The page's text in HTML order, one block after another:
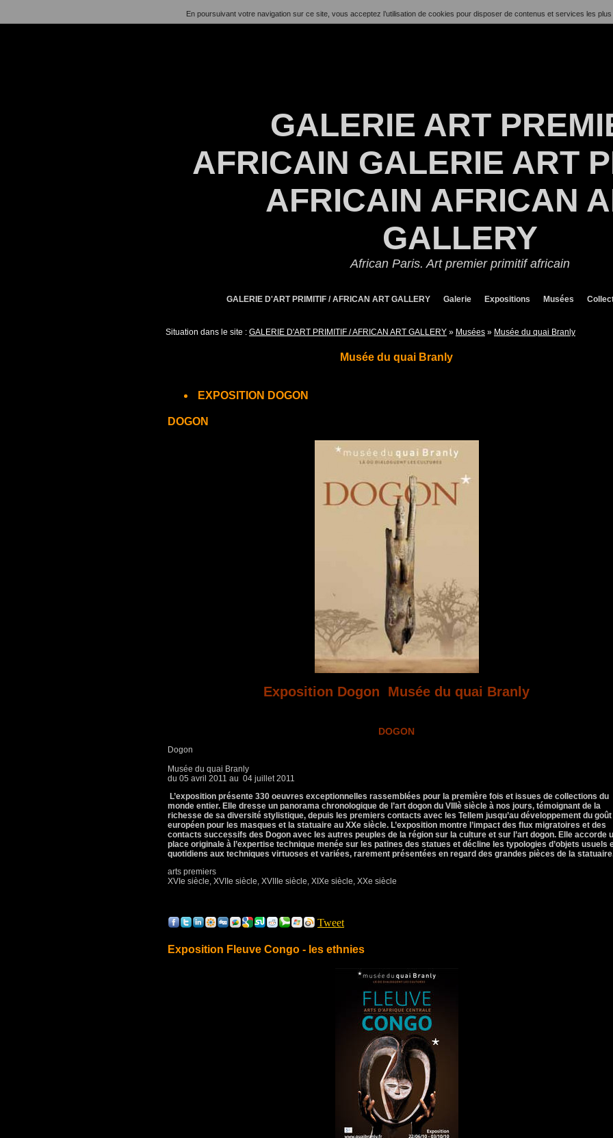
En poursuivant votre navigation sur ce site, vous acceptez l’utilisation de cookies pour disposer de contenus et services les
GALERIE ART
AFRICAIN GALERIE ART
AFRICAIN AFRICAN
GALLERY
African Paris. Art premier primitif africain
GALERIE D'ART PRIMITIF / AFRICAN ART GALLERY Galerie Expositions Musées
Situation dans le site : GALERIE D'ART PRIMITIF / AFRICAN ART GALLERY » Musées » Musée du quai Branly
Musée du quai Branly
EXPOSITION DOGON
DOGON
Exposition Dogon Musée du quai Branly
DOGON
Dogon
Musée du quai Branly
du 05 avril 2011 au 04 juillet 2011
L’exposition présente 330 oeuvres exceptionnelles rassemblées pour la première fois et issues de collections du
monde entier. Elle dresse un panorama chronologique de l’art dogon du VIIIè siècle à nos jours, témoignant de la
richesse de sa diversité stylistique, depuis les premiers contacts avec les Tellem jusqu’au développement du goût
européen pour les masques et la statuaire au XXe siècle. L’exposition montre l’impact des flux migratoires et des
contacts successifs des Dogon avec les autres peuples de la région sur la culture et sur l’art dogon. Elle accorde
place originale à l’expertise technique menée sur les patines des statues et décline les typologies d’objets usuels
quotidiens aux techniques virtuoses et variées, rarement présentées en regard des grandes pièces de la
arts premiers
XVIe siècle, XVIIe siècle, XVIIIe siècle, XIXe siècle, XXe siècle
Tweet
Exposition Fleuve Congo - les ethnies